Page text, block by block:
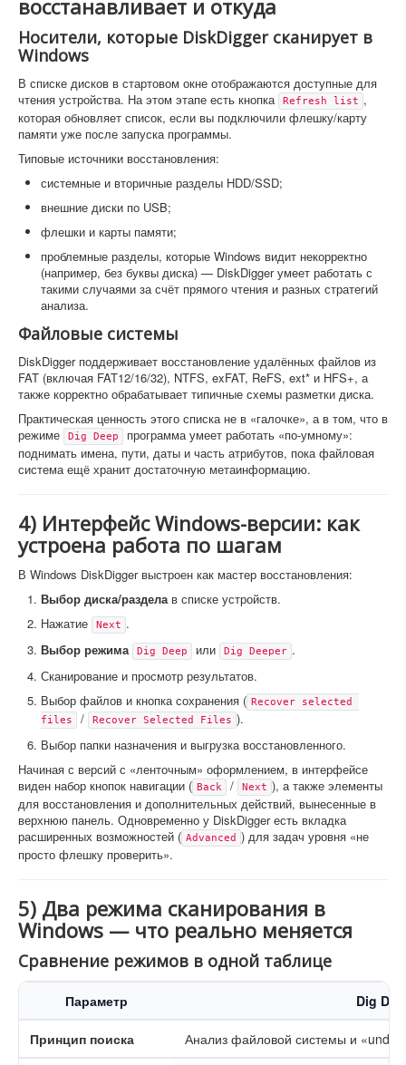
восстанавливает и откуда
Носители, которые DiskDigger сканирует в
Windows
В списке дисков в стартовом окне отображаются доступные для
чтения устройства. На этом этапе есть кнопка
Refresh list ,
которая обновляет список, если вы подключили флешку/карту
памяти уже после запуска программы.
Типовые источники восстановления:
системные и вторичные разделы HDD/SSD;
внешние диски по USB;
флешки и карты памяти;
проблемные разделы, которые Windows видит некорректно
(например, без буквы диска) — DiskDigger умеет работать с
такими случаями за счёт прямого чтения и разных стратегий
анализа.
Файловые системы
DiskDigger поддерживает восстановление удалённых файлов из
FAT (включая FAT12/16/32), NTFS, exFAT, ReFS, ext* и HFS+, а
также корректно обрабатывает типичные схемы разметки диска.
Практическая ценность этого списка не в «галочке», а в том, что в
режиме
Dig Deep
программа умеет работать «по-умному»:
поднимать имена, пути, даты и часть атрибутов, пока файловая
система ещё хранит достаточную метаинформацию.
4) Интерфейс Windows-версии: как
устроена работа по шагам
В Windows DiskDigger выстроен как мастер восстановления:
Выбор диска/разделав списке устройств.
Нажатие
Next .
Выбор режима
Dig Deep или Dig Deeper .
Сканирование и просмотр результатов.
Выбор файлов и кнопка сохранения ( Recover selected
files
/ Recover Selected Files ).
Выбор папки назначения и выгрузка восстановленного.
Начиная с версий с «ленточным» оформлением, в интерфейсе
виден набор кнопок навигации ( Back / Next ), а также элементы
для восстановления и дополнительных действий, вынесенные в
верхнюю панель. Одновременно у DiskDigger есть вкладка
расширенных возможностей ( Advanced ) для задач уровня «не
просто флешку проверить».
5) Два режима сканирования в
Windows — что реально меняется
Сравнение режимов в одной таблице
Параметр Dig
Принцип поиска Анализ файловой системы и